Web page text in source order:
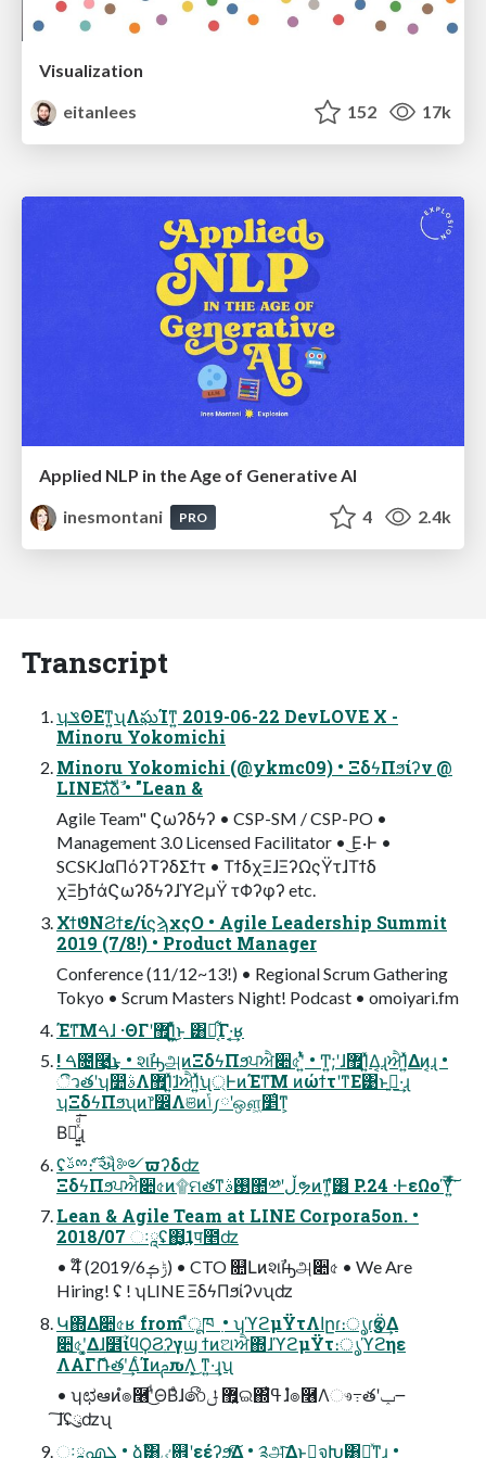
Visualization
eitanlees
152 17k
Applied NLP in the Age of Generative AI
inesmontani
PRO 4 2.4k
Transcript
ʮݏΘΕͳ͍ʯΛఘΊͳ͍ 2019-06-22 DevLOVE X -
Minoru Yokomichi
Minoru Yokomichi (@ykmc09) • ΞδϟΠϧίʔν @
LINEגࣜձࣾ • "Lean &
Agile Team" Ϛωʔδϟʔ • CSP-SM / CSP-PO •
Management 3.0 Licensed Facilitator • ͜Ε·Ͱ •
SCSKɺαΠόʔΤʔδΣϯτ • ΤϯδχΞɺΞʔΩςΫτɺΤϯδ
χΞϦϯάϚωʔδϟʔɺϓϩμΫ τΦʔφʔ etc.
ΧϯϑΝϨϯε/ίϛϡχςΟ • Agile Leadership Summit
2019 (7/8!) • Product Manager
Conference (11/12~13!) • Regional Scrum Gathering
Tokyo • Scrum Masters Night! Podcast • omoiyari.fm
Έͳ͞Μࠓɺ ·ΘΓʹ޿Ί͍͖͍ͯͨ͜ͱ ͸Կ͔͋Γ·͔͢ʁ
! ࠓ೔࿩͢͜ͱ • શࣾԣஅͷΞδϟΠϧਪਐ૊৫ʹ͍ͭͯ • Ͳ͏͍͏;͏ʹɺ޿Ί͍ͯΔ͔ɻਐΊ͍ͯΔͷ͔ɻ •
ීวతʹʮ෺ࣄΛ޿Ί͍ͯ͘ɺਐΊ͍ͯ͘ʯ্ͰͷΈͳ͞Μ ͷώϯτʹͳΕ͹ͱࢥ͍·͢ɻ
ʮΞδϟΠϧʯͷ෦෼Λଞͷݴ༿ʹஔ͖׵͑ͳ͕
Βฉ͍͍ͯͩ͘͞ɻ
ʢࢿྉެ։࣌ ઐ༻ϖʔδʣ
ΞδϟΠϧਪਐ૊৫ͷ۩ମతͳ࢓ࣄ಺༰ʹڵຯͷͳ͍ํ͸ P.24 ·ͰεΩοϓ͍ͯͩ͘͠͞
Lean & Agile Team at LINE Corpora5on. •
2018/07 ઃཱʢ΋͏͙͢1प೥ʣ
• 4໊ (2019/6݄ݱࡏ) • CTO ௚Լͷશࣾԣஅ૊৫ • We Are
Hiring! ʢ ! ʮLINE ΞδϟΠϧίʔνʯʣ
Կ΍Δ૊৫ʁ from ืूཁ ߲ • ʮϓϩμΫτΛاըɾ։ൃɾӡӦ͢Δ
૊৫ʹ͓͚Δɺ໾ׂؒίϥϘϨʔγϣ ϯͷଅਐ΍ɺϓϩμΫτ։ൃϓϩηε
ΛΑΓޮՌతʹ͢ΔͨΊͷࢧԉΛ͓͜ ͳ͍·͢ɻʯ
• ʮಛఆͷํ๏࿦ʹͩ͜ΘΒͣɺ෯޿͍ ݪଇ΍ߟ͑ํɺํ๏࿦Λෳ߹తʹݕ౼
͠ɺʢུʣʯ
ઃཱഎܠ • ձࣾ͸ٸ଎ʹεέʔϧ͍ͯ͠Δ • ༉அ͍ͯ͠Δͱྑ͍จԽ͸อͯͳ͍ɻ •